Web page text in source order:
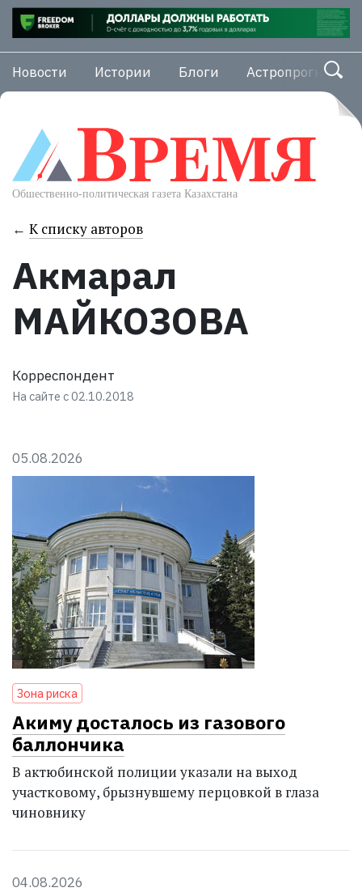
Новости Истории Блоги Астропрогноз
← К списку авторов
Акмарал
МАЙКОЗОВА
Корреспондент
На сайте с 02.10.2018
05.08.2026
Зона риска
Акиму досталось из газового
баллончика
В актюбинской полиции указали на выход
участковому, брызнувшему перцовкой в глаза
чиновнику
04.08.2026